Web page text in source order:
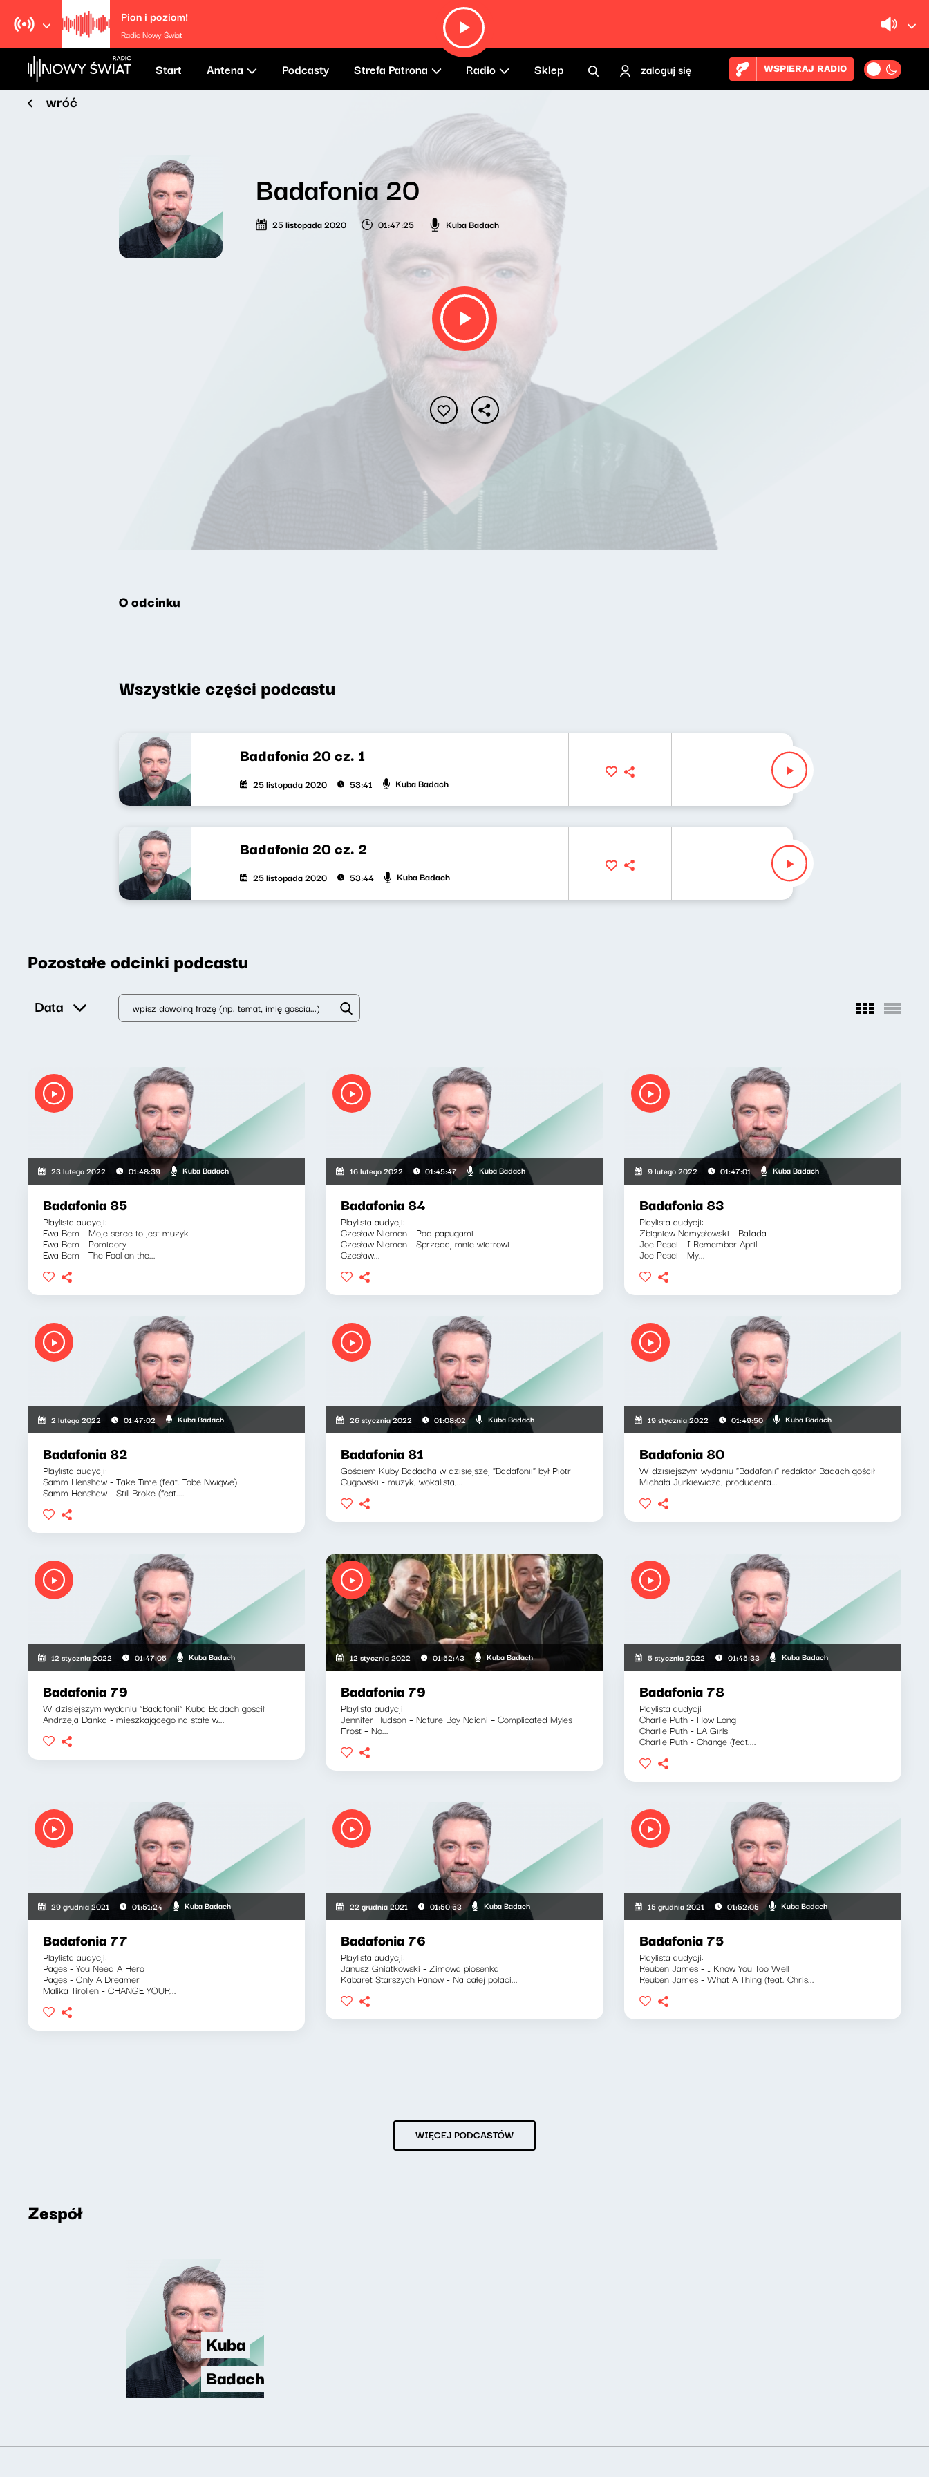
Pion i poziom!
Radio Nowy Świat
Start Antena Podcasty Strefa Patrona Radio Sklep zaloguj się WSPIERAJ RADIO
wróć
Badafonia 20
25 listopada 2020 01:47:25 Kuba Badach
O odcinku
Wszystkie części podcastu
Badafonia 20 cz. 1
25 listopada 2020 53:41 Kuba Badach
Badafonia 20 cz. 2
25 listopada 2020 53:44 Kuba Badach
Pozostałe odcinki podcastu
Data
23 lutego 2022 01:48:39 Kuba Badach
Badafonia 85
Playlista audycji:
Ewa Bem - Moje serce to jest muzyk
Ewa Bem - Pomidory
Ewa Bem - The Fool on the...
16 lutego 2022 01:45:47 Kuba Badach
Badafonia 84
Playlista audycji:
Czesław Niemen - Pod papugami
Czesław Niemen - Sprzedaj mnie wiatrowi
Czesław...
9 lutego 2022 01:47:01 Kuba Badach
Badafonia 83
Playlista audycji:
Zbigniew Namysłowski - Ballada
Joe Pesci - I Remember April
Joe Pesci - My...
2 lutego 2022 01:47:02 Kuba Badach
Badafonia 82
Playlista audycji:
Samm Henshaw - Take Time (feat. Tobe Nwigwe)
Samm Henshaw - Still Broke (feat....
26 stycznia 2022 01:08:02 Kuba Badach
Badafonia 81
Gościem Kuby Badacha w dzisiejszej "Badafonii" był Piotr
Cugowski - muzyk, wokalista,...
19 stycznia 2022 01:49:50 Kuba Badach
Badafonia 80
W dzisiejszym wydaniu "Badafonii" redaktor Badach gościł
Michała Jurkiewicza, producenta...
12 stycznia 2022 01:47:05 Kuba Badach
Badafonia 79
W dzisiejszym wydaniu "Badafonii" Kuba Badach gościł
Andrzeja Danka - mieszkającego na stałe w...
12 stycznia 2022 01:52:43 Kuba Badach
Badafonia 79
Playlista audycji:
Jennifer Hudson – Nature Boy Naiani – Complicated Myles
Frost – No...
5 stycznia 2022 01:45:33 Kuba Badach
Badafonia 78
Playlista audycji:
Charlie Puth - How Long
Charlie Puth - LA Girls
Charlie Puth - Change (feat....
29 grudnia 2021 01:51:24 Kuba Badach
Badafonia 77
Playlista audycji:
Pages - You Need A Hero
Pages - Only A Dreamer
Malika Tirolien - CHANGE YOUR...
22 grudnia 2021 01:50:53 Kuba Badach
Badafonia 76
Playlista audycji:
Janusz Gniatkowski - Zimowa piosenka
Kabaret Starszych Panów - Na całej połaci...
15 grudnia 2021 01:52:05 Kuba Badach
Badafonia 75
Playlista audycji:
Reuben James - I Know You Too Well
Reuben James - What A Thing (feat. Chris...
WIĘCEJ PODCASTÓW
Zespół
Kuba
Badach